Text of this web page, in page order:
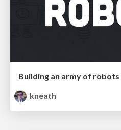
Building an army of robots
kneath